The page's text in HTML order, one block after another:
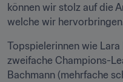
können wir stolz auf die
welche wir
Topspielerinnen wie
zweifache Champions-
Bachmann (mehrfache